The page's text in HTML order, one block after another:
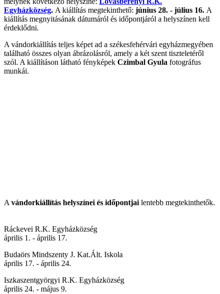
Egyházközség. A kiállítás megtekinthető: június 28. - július 16. A
kiállítás megnyitásának dátumáról és időpontjáról a helyszínen kell
érdeklődni.
A vándorkiállítás teljes képet ad a székesfehérvári egyházmegyében
található összes olyan ábrázolásról, amely a két szent tiszteletéről
szól. A kiállításon látható fényképek Czimbal Gyula fotográfus
munkái.
A vándorkiállítás helyszínei és időpontjai lentebb megtekinthetők.
Ráckevei R.K. Egyházközség
április 1. - április 17.
Budaörs Mindszenty J. Kat.Ált. Iskola
április 17. - április 24.
Iszkaszentgyörgyi R.K. Egyházközség
április 24. - május 9.